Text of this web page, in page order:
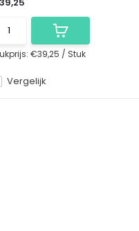
Vergelijk
€39,25 / Stuk